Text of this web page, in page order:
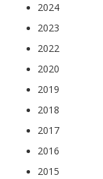
2024
2023
2022
2020
2019
2018
2017
2016
2015